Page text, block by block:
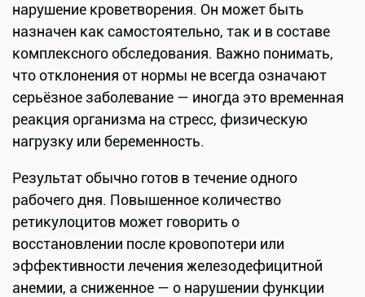
нарушение кроветворения. Он может быть
назначен как самостоятельно, так и в составе
комплексного обследования. Важно понимать,
что отклонения от нормы не всегда означают
серьёзное заболевание — иногда это временная
реакция организма на стресс, физическую
нагрузку или беременность.
Результат обычно готов в течение одного
рабочего дня. Повышенное количество
ретикулоцитов может говорить о
восстановлении после кровопотери или
эффективности лечения железодефицитной
анемии, а сниженное — о нарушении функции